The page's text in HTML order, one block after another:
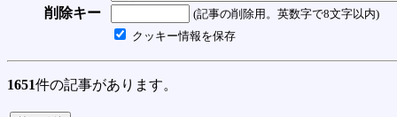
削除キー
(記事の削除用。英数字で8文字以内)
クッキー情報を保存
1651件の記事があります。